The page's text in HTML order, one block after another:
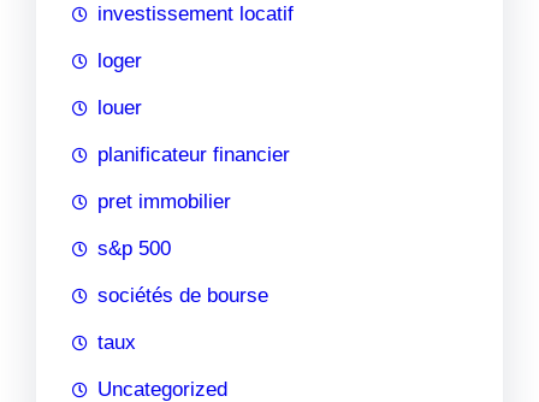
investissement locatif
loger
louer
planificateur financier
pret immobilier
s&p 500
sociétés de bourse
taux
Uncategorized